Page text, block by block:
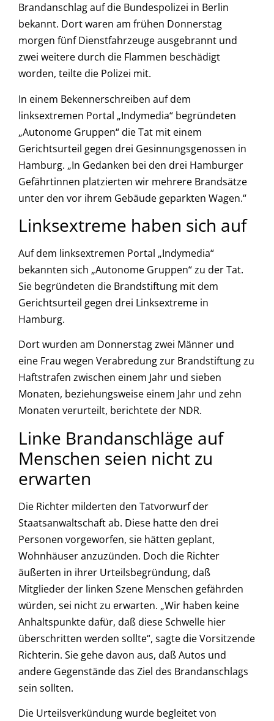
Brandanschlag auf die Bundespolizei in Berlin
bekannt. Dort waren am frühen Donnerstag
morgen fünf Dienstfahrzeuge ausgebrannt und
zwei weitere durch die Flammen beschädigt
worden, teilte die Polizei mit.
In einem Bekennerschreiben auf dem
linksextremen Portal „Indymedia“ begründeten
„Autonome Gruppen“ die Tat mit einem
Gerichtsurteil gegen drei Gesinnungsgenossen in
Hamburg. „In Gedanken bei den drei Hamburger
Gefährtinnen platzierten wir mehrere Brandsätze
unter den vor ihrem Gebäude geparkten Wagen.“
Linksextreme haben sich auf
Auf dem linksextremen Portal „Indymedia“
bekannten sich „Autonome Gruppen“ zu der Tat.
Sie begründeten die Brandstiftung mit dem
Gerichtsurteil gegen drei Linksextreme in
Hamburg.
Dort wurden am Donnerstag zwei Männer und
eine Frau wegen Verabredung zur Brandstiftung zu
Haftstrafen zwischen einem Jahr und sieben
Monaten, beziehungsweise einem Jahr und zehn
Monaten verurteilt, berichtete der NDR.
Linke Brandanschläge auf
Menschen seien nicht zu
erwarten
Die Richter milderten den Tatvorwurf der
Staatsanwaltschaft ab. Diese hatte den drei
Personen vorgeworfen, sie hätten geplant,
Wohnhäuser anzuzünden. Doch die Richter
äußerten in ihrer Urteilsbegründung, daß
Mitglieder der linken Szene Menschen gefährden
würden, sei nicht zu erwarten. „Wir haben keine
Anhaltspunkte dafür, daß diese Schwelle hier
überschritten werden sollte“, sagte die Vorsitzende
Richterin. Sie gehe davon aus, daß Autos und
andere Gegenstände das Ziel des Brandanschlags
sein sollten.
Die Urteilsverkündung wurde begleitet von